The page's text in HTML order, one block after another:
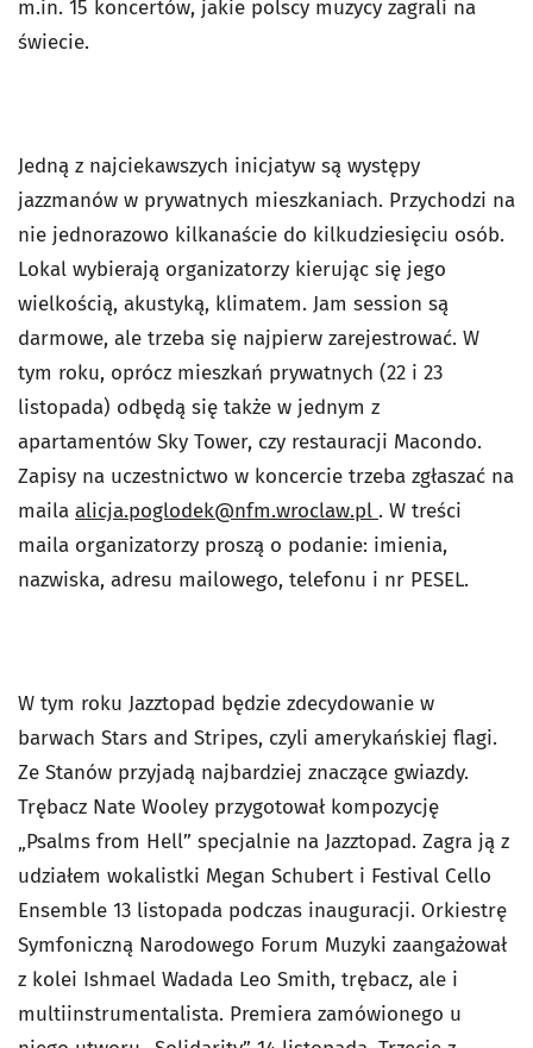
m.in. 15 koncertów, jakie polscy muzycy zagrali na
świecie.
Jedną z najciekawszych inicjatyw są występy
jazzmanów w prywatnych mieszkaniach. Przychodzi na
nie jednorazowo kilkanaście do kilkudziesięciu osób.
Lokal wybierają organizatorzy kierując się jego
wielkością, akustyką, klimatem. Jam session są
darmowe, ale trzeba się najpierw zarejestrować. W
tym roku, oprócz mieszkań prywatnych (22 i 23
listopada) odbędą się także w jednym z
apartamentów Sky Tower, czy restauracji Macondo.
Zapisy na uczestnictwo w koncercie trzeba zgłaszać na
maila alicja.poglodek@nfm.wroclaw.pl . W treści
maila organizatorzy proszą o podanie: imienia,
nazwiska, adresu mailowego, telefonu i nr PESEL.
W tym roku Jazztopad będzie zdecydowanie w
barwach Stars and Stripes, czyli amerykańskiej flagi.
Ze Stanów przyjadą najbardziej znaczące gwiazdy.
Trębacz Nate Wooley przygotował kompozycję
„Psalms from Hell” specjalnie na Jazztopad. Zagra ją z
udziałem wokalistki Megan Schubert i Festival Cello
Ensemble 13 listopada podczas inauguracji. Orkiestrę
Symfoniczną Narodowego Forum Muzyki zaangażował
z kolei Ishmael Wadada Leo Smith, trębacz, ale i
multiinstrumentalista. Premiera zamówionego u